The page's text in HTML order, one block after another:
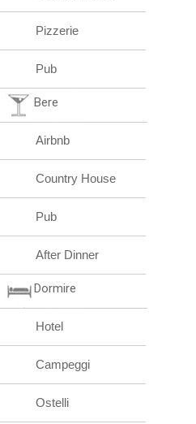
Pizzerie
Pub
Bere
Airbnb
Country House
Pub
After Dinner
Dormire
Hotel
Campeggi
Ostelli